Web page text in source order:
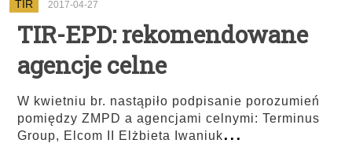
TIR 2017-04-27
TIR-EPD: rekomendowane
agencje celne
W kwietniu br. nastąpiło podpisanie porozumień
pomiędzy ZMPD a agencjami celnymi: Terminus
Group, Elcom II Elżbieta Iwaniuk...